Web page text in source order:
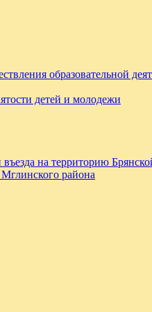
образовательной
детей и молодежи
на территорию
района